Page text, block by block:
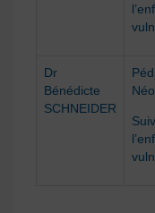
Dr
Bénédicte
SCHNEIDER